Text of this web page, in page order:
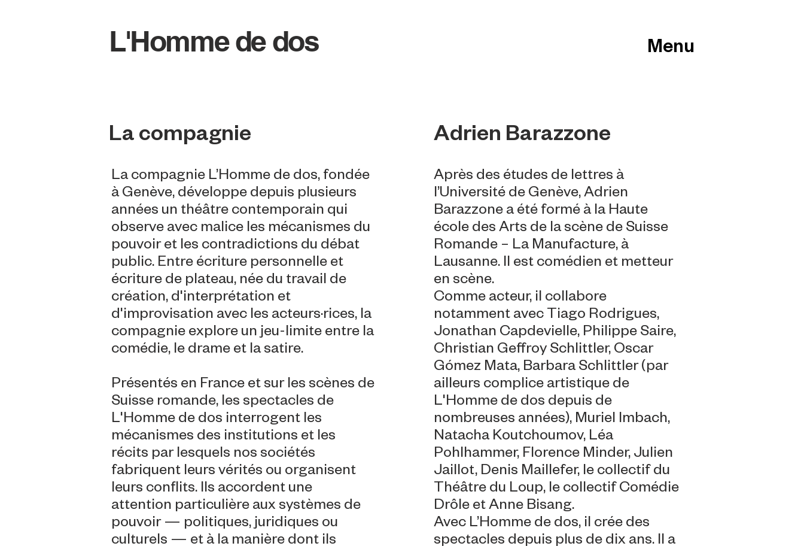
L'Homme de dos Menu
La compagnie
La compagnie L’Homme de dos, fondée
à Genève, développe depuis plusieurs
années un théâtre contemporain qui
observe avec malice les mécanismes du
pouvoir et les contradictions du débat
public. Entre écriture personnelle et
écriture de plateau, née du travail de
création, d'interprétation et
d'improvisation avec les acteurs·rices, la
compagnie explore un jeu-limite entre la
comédie, le drame et la satire.
Présentés en France et sur les scènes de
Suisse romande, les spectacles de
L'Homme de dos interrogent les
mécanismes des institutions et les
récits par lesquels nos sociétés
fabriquent leurs vérités ou organisent
leurs conflits. Ils accordent une
attention particulière aux systèmes de
pouvoir — politiques, juridiques ou
culturels — et à la manière dont ils
Adrien Barazzone
Après des études de lettres à
l’Université de Genève, Adrien
Barazzone a été formé à la Haute
école des Arts de la scène de Suisse
Romande – La Manufacture, à
Lausanne. Il est comédien et metteur
en scène.
Comme acteur, il collabore
notamment avec Tiago Rodrigues,
Jonathan Capdevielle, Philippe Saire,
Christian Geffroy Schlittler, Oscar
Gómez Mata, Barbara Schlittler (par
ailleurs complice artistique de
L'Homme de dos depuis de
nombreuses années), Muriel Imbach,
Natacha Koutchoumov, Léa
Pohlhammer, Florence Minder, Julien
Jaillot, Denis Maillefer, le collectif du
Théâtre du Loup, le collectif Comédie
Drôle et Anne Bisang.
Avec L’Homme de dos, il crée des
spectacles depuis plus de dix ans. Il a